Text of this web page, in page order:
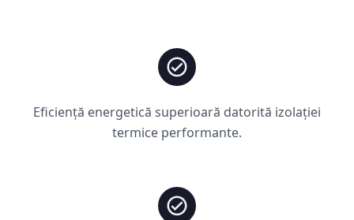
Eficiență energetică superioară datorită izolației
termice performante.